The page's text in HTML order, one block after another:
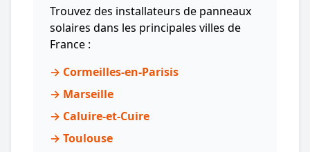
Trouvez des installateurs de panneaux
solaires dans les principales villes de
France :
→ Cormeilles-en-Parisis
→ Marseille
→ Caluire-et-Cuire
→ Toulouse